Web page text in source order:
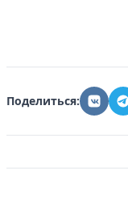
Поделиться: